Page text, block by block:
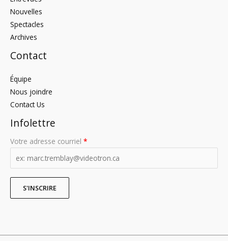
Nouvelles
Spectacles
Archives
Contact
Équipe
Nous joindre
Contact Us
Infolettre
Votre adresse courriel *